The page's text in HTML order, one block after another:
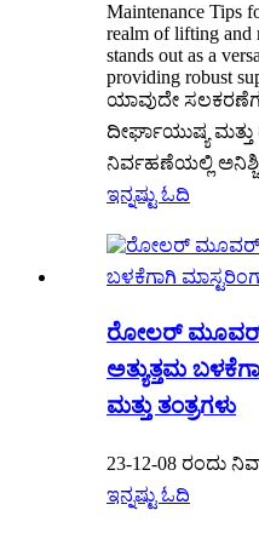
Maintenance Tips
realm of lifting and
stands out as a
providing robust
ಯಾವುದೇ
ದೀರ್ಘಾಯುಷ್ಯ
ನಿರ್ವಹಣೆಯಲ್ಲಿ
ಇನ್ನಷ್ಟು ಓದಿ
ರೋಲರ್ ಮೂವರ್
ಅತ್ಯುತ್ತಮ
ಮತ್ತು ತಂತ್ರಗಳು
23-12-08 ರಂದು
ಇನ್ನಷ್ಟು ಓದಿ